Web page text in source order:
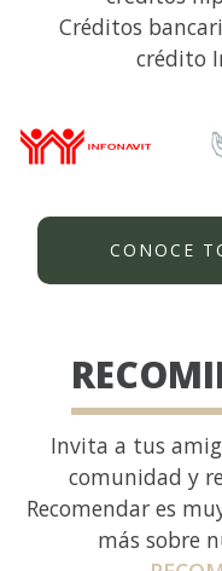
Créditos
crédito
CONOCE
Invita a tus
comunidad y
Recomendar es
más sobre